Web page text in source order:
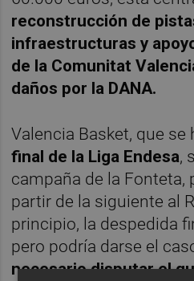
reconstrucción de
infraestructuras y
de la Comunitat
daños por la DANA.
Valencia Basket, que
final de la Liga Endesa,
campaña de la Fonteta,
partir de la siguiente al
principio, la despedida
pero podría darse el
necesario disputar el